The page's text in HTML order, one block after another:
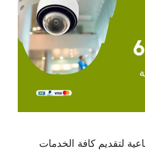
لتقديم كافة الخدمات